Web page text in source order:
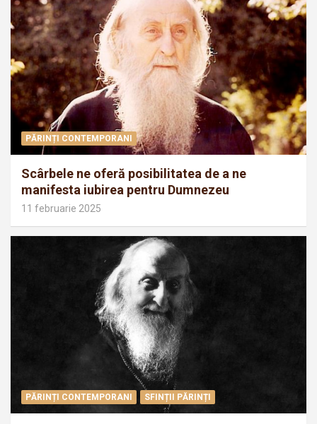
PĂRINȚI CONTEMPORANI
Scârbele ne oferă posibilitatea de a ne
manifesta iubirea pentru Dumnezeu
11 februarie 2025
PĂRINȚI CONTEMPORANI SFINȚII PĂRINȚI